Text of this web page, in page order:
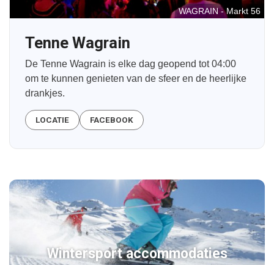
WAGRAIN - Markt 56
Tenne Wagrain
De Tenne Wagrain is elke dag geopend tot 04:00
om te kunnen genieten van de sfeer en de heerlijke
drankjes.
LOCATIE FACEBOOK
Wintersport accommodaties